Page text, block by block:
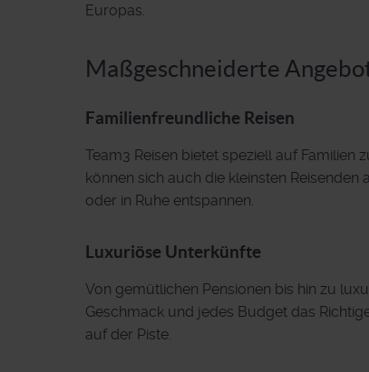
Europas.
Maßgeschneiderte
Familienfreundliche Reisen
Team3 Reisen bietet speziell auf
können sich auch die kleinsten
oder in Ruhe entspannen.
Luxuriöse Unterkünfte
Von gemütlichen Pensionen bis hin zu
Geschmack und jedes Budget das
auf der Piste.